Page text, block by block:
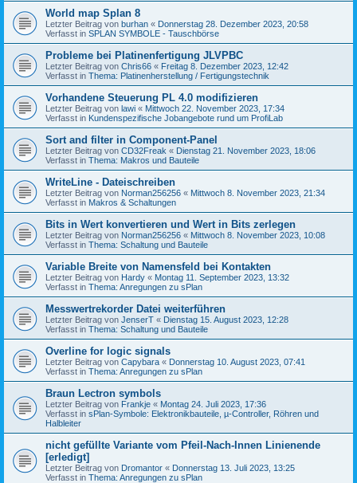
World map Splan 8
Letzter Beitrag von burhan « Donnerstag 28. Dezember 2023, 20:58
Verfasst in SPLAN SYMBOLE - Tauschbörse
Probleme bei Platinenfertigung JLVPBC
Letzter Beitrag von Chris66 « Freitag 8. Dezember 2023, 12:42
Verfasst in Thema: Platinenherstellung / Fertigungstechnik
Vorhandene Steuerung PL 4.0 modifizieren
Letzter Beitrag von lawi « Mittwoch 22. November 2023, 17:34
Verfasst in Kundenspezifische Jobangebote rund um ProfiLab
Sort and filter in Component-Panel
Letzter Beitrag von CD32Freak « Dienstag 21. November 2023, 18:06
Verfasst in Thema: Makros und Bauteile
WriteLine - Dateischreiben
Letzter Beitrag von Norman256256 « Mittwoch 8. November 2023, 21:34
Verfasst in Makros & Schaltungen
Bits in Wert konvertieren und Wert in Bits zerlegen
Letzter Beitrag von Norman256256 « Mittwoch 8. November 2023, 10:08
Verfasst in Thema: Schaltung und Bauteile
Variable Breite von Namensfeld bei Kontakten
Letzter Beitrag von Hardy « Montag 11. September 2023, 13:32
Verfasst in Thema: Anregungen zu sPlan
Messwertrekorder Datei weiterführen
Letzter Beitrag von JenserT « Dienstag 15. August 2023, 12:28
Verfasst in Thema: Schaltung und Bauteile
Overline for logic signals
Letzter Beitrag von Capybara « Donnerstag 10. August 2023, 07:41
Verfasst in Thema: Anregungen zu sPlan
Braun Lectron symbols
Letzter Beitrag von Frankje « Montag 24. Juli 2023, 17:36
Verfasst in sPlan-Symbole: Elektronikbauteile, µ-Controller, Röhren und
Halbleiter
nicht gefüllte Variante vom Pfeil-Nach-Innen Linienende
[erledigt]
Letzter Beitrag von Dromantor « Donnerstag 13. Juli 2023, 13:25
Verfasst in Thema: Anregungen zu sPlan